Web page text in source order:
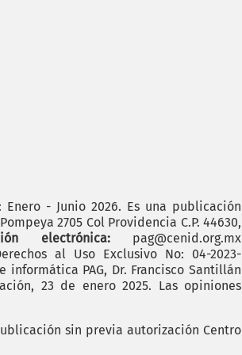
Enero - Junio 2026. Es una publicación
2705 Col Providencia C.P. 44630,
electrónica: pag@cenid.org.mx
al Uso Exclusivo No: 04-2023-
informática PAG, Dr. Francisco Santillán
23 de enero 2025. Las opiniones
sin previa autorización Centro